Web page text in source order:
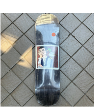
[GX1000]
MAN
WITH
DUCK
DECK
8.25"
x
32.125"